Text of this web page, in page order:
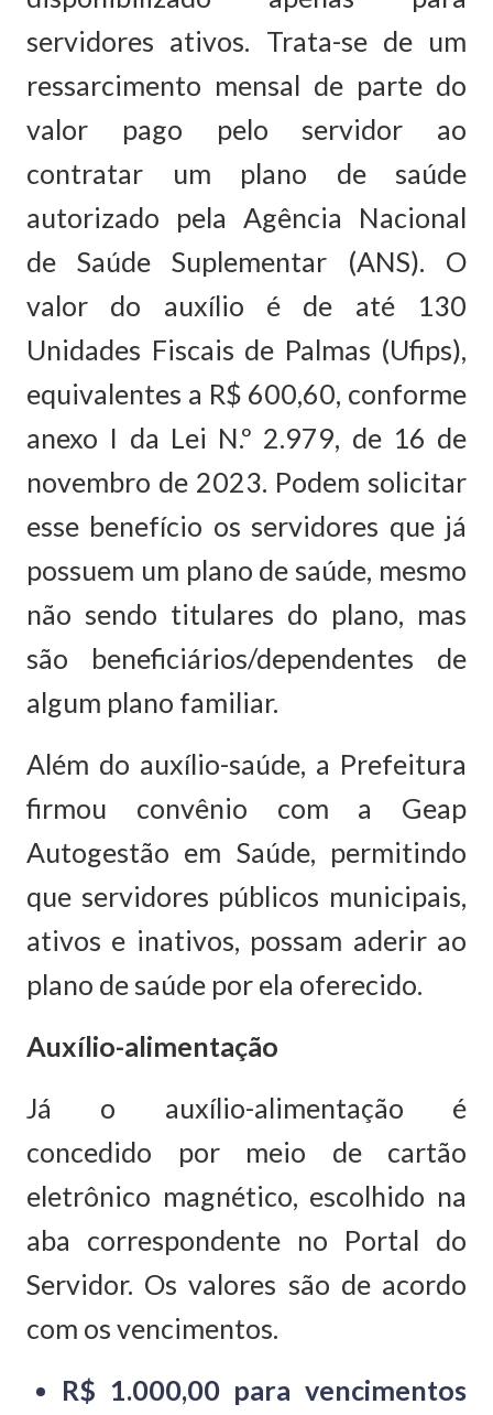
servidores ativos. Trata-se de um
ressarcimento mensal de parte do
valor pago pelo servidor ao
contratar um plano de saúde
autorizado pela Agência Nacional
de Saúde Suplementar (ANS). O
valor do auxílio é de até 130
Unidades Fiscais de Palmas (Ufips),
equivalentes a R$ 600,60, conforme
anexo I da Lei N.º 2.979, de 16 de
novembro de 2023. Podem solicitar
esse benefício os servidores que já
possuem um plano de saúde, mesmo
não sendo titulares do plano, mas
são beneficiários/dependentes de
algum plano familiar.
Além do auxílio-saúde, a Prefeitura
firmou convênio com a Geap
Autogestão em Saúde, permitindo
que servidores públicos municipais,
ativos e inativos, possam aderir ao
plano de saúde por ela oferecido.
Auxílio-alimentação
Já o auxílio-alimentação é
concedido por meio de cartão
eletrônico magnético, escolhido na
aba correspondente no Portal do
Servidor. Os valores são de acordo
com os vencimentos.
R$ 1.000,00 para vencimentos